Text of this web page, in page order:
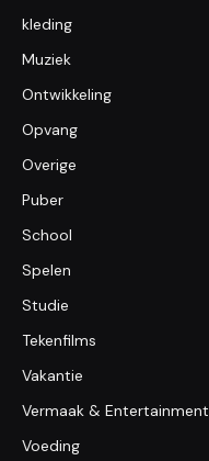
kleding
Muziek
Ontwikkeling
Opvang
Overige
Puber
School
Spelen
Studie
Tekenfilms
Vakantie
Vermaak & Entertainment
Voeding